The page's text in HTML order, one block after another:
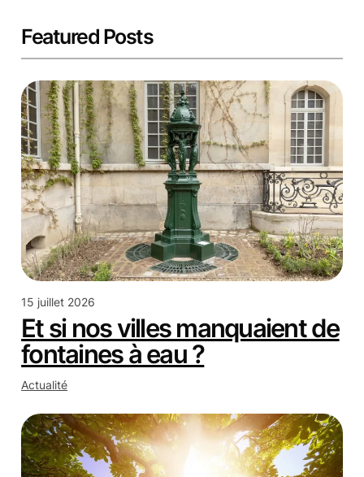
Featured Posts
15 juillet 2026
Et si nos villes manquaient de
fontaines à eau ?
Actualité